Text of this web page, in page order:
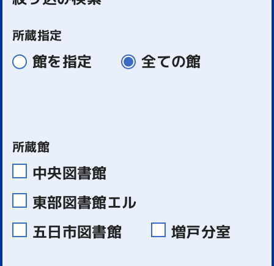
所蔵指定
館を指定 全ての館
所蔵館
中央図書館
東部図書館エル
五日市図書館
増戸分室